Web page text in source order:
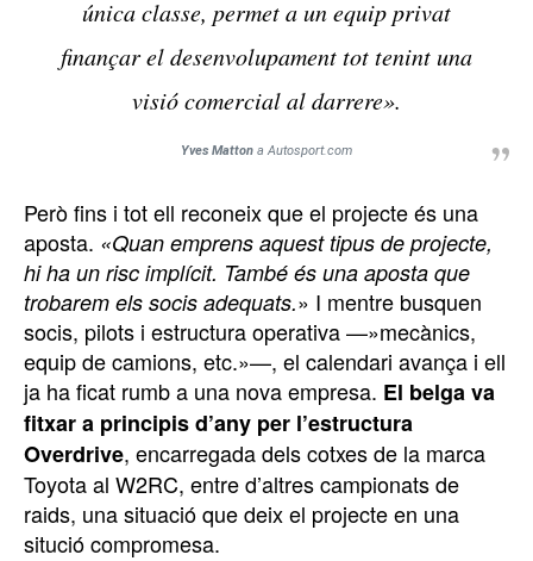
única classe, permet a un equip privat
finançar el desenvolupament tot tenint una
visió comercial al darrere».
Yves Matton a Autosport.com
Però fins i tot ell reconeix que el projecte és una
aposta. «Quan emprens aquest tipus de projecte,
hi ha un risc implícit. També és una aposta que
trobarem els socis adequats.» I mentre busquen
socis, pilots i estructura operativa —»mecànics,
equip de camions, etc.»—, el calendari avança i ell
ja ha ficat rumb a una nova empresa. El belga va
fitxar a principis d’any per l’estructura
Overdrive, encarregada dels cotxes de la marca
Toyota al W2RC, entre d’altres campionats de
raids, una situació que deix el projecte en una
situció compromesa.